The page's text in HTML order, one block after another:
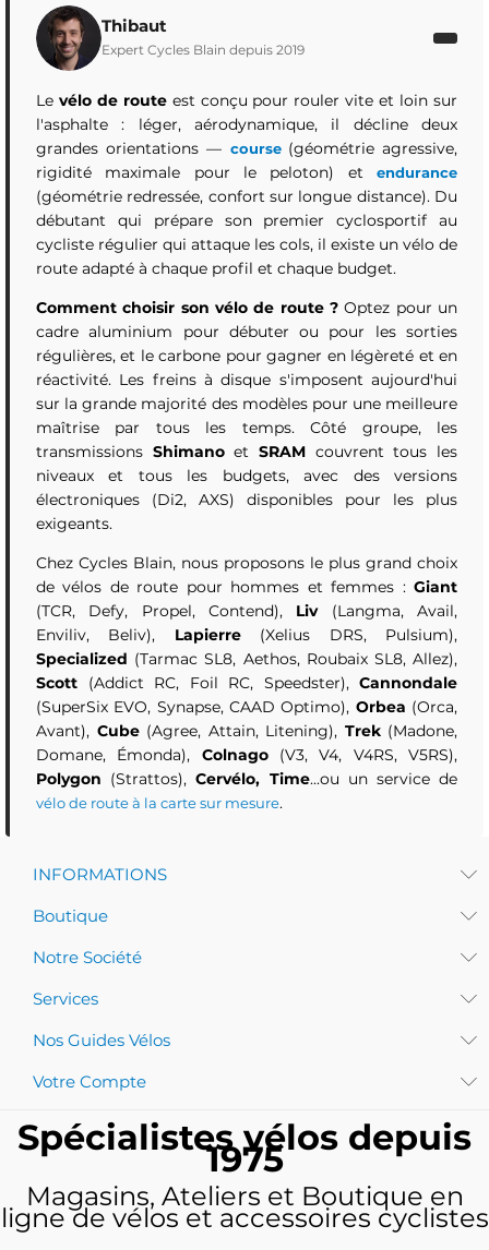
Thibaut
Expert Cycles Blain depuis 2019
Le vélo de routeest conçu pour rouler vite et loin sur
l'asphalte : léger, aérodynamique, il décline deux
grandes orientations — course (géométrie agressive,
rigidité maximale pour le peloton) et endurance
(géométrie redressée, confort sur longue distance). Du
débutant qui prépare son premier cyclosportif au
cycliste régulier qui attaque les cols, il existe un vélo de
route adapté à chaque profil et chaque budget.
Comment choisir son vélo de route ? Optez pour un
cadre aluminium pour débuter ou pour les sorties
régulières, et le carbone pour gagner en légèreté et en
réactivité. Les freins à disque s'imposent aujourd'hui
sur la grande majorité des modèles pour une meilleure
maîtrise par tous les temps. Côté groupe, les
transmissions ShimanoetSRAM couvrent tous les
niveaux et tous les budgets, avec des versions
électroniques (Di2, AXS) disponibles pour les plus
exigeants.
Chez Cycles Blain, nous proposons le plus grand choix
de vélos de route pour hommes et femmes : Giant
(TCR, Defy, Propel, Contend), Liv(Langma, Avail,
Enviliv, Beliv), Lapierre(Xelius DRS, Pulsium),
Specialized (Tarmac SL8, Aethos, Roubaix SL8, Allez),
Scott (Addict RC, Foil RC, Speedster), Cannondale
(SuperSix EVO, Synapse, CAAD Optimo), Orbea (Orca,
Avant), Cube(Agree, Attain, Litening), Trek(Madone,
Domane, Émonda), Colnago(V3, V4, V4RS, V5RS),
Polygon (Strattos),Cervélo, Time...ou un service de
vélo de route à la carte sur mesure.
INFORMATIONS
Boutique
Notre Société
Services
Nos Guides Vélos
Votre Compte
Spécialistes vélos depuis
1975
Magasins, Ateliers et Boutique en
ligne de vélos et accessoires cyclistes